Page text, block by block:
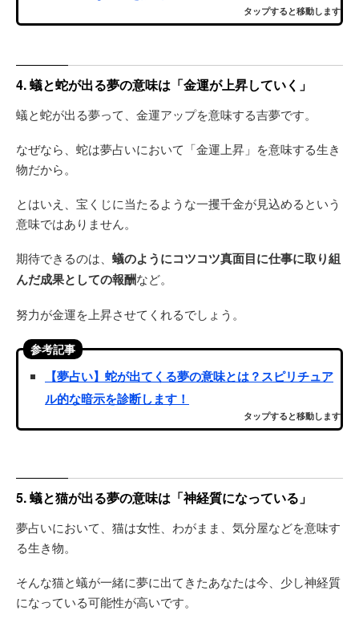
タップすると移動します
4. 蟻と蛇が出る夢の意味は「金運が上昇していく」
蟻と蛇が出る夢って、金運アップを意味する吉夢です。
なぜなら、蛇は夢占いにおいて「金運上昇」を意味する生き
物だから。
とはいえ、宝くじに当たるような一攫千金が見込めるという
意味ではありません。
期待できるのは、 蟻のようにコツコツ真面目に仕事に取り組
んだ成果としての報酬など。
努力が金運を上昇させてくれるでしょう。
参考記事
【夢占い】蛇が出てくる夢の意味とは？スピリチュア
ル的な暗示を診断します！
タップすると移動します
5. 蟻と猫が出る夢の意味は「神経質になっている」
夢占いにおいて、猫は女性、わがまま、気分屋などを意味す
る生き物。
そんな猫と蟻が一緒に夢に出てきたあなたは今、少し神経質
になっている可能性が高いです。